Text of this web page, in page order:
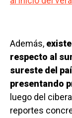
Además,
respecto al
sureste del
presentando
luego del
reportes